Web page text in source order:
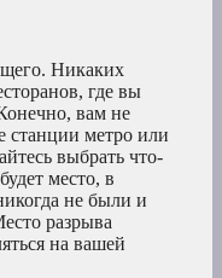
Никаких
где вы
вам не
станции метро или
выбрать что-
место, в
не были и
разрыва
на вашей